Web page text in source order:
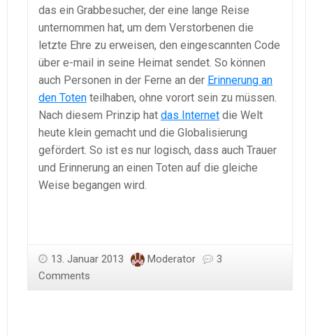
das ein Grabbesucher, der eine lange Reise
unternommen hat, um dem Verstorbenen die
letzte Ehre zu erweisen, den eingescannten Code
über e-mail in seine Heimat sendet. So können
auch Personen in der Ferne an der Erinnerung an
den Toten teilhaben, ohne vorort sein zu müssen.
Nach diesem Prinzip hat das Internet die Welt
heute klein gemacht und die Globalisierung
gefördert. So ist es nur logisch, dass auch Trauer
und Erinnerung an einen Toten auf die gleiche
Weise begangen wird.
13. Januar 2013 Moderator
3
Comments